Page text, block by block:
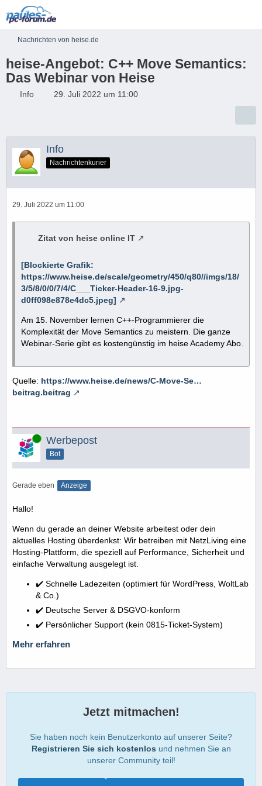
Nachrichten von heise.de
heise-Angebot: C++ Move Semantics:
Das Webinar von Heise
Info 29. Juli 2022 um 11:00
Info
Nachrichtenkurier
29. Juli 2022 um 11:00
Zitat von heise online IT
[Blockierte Grafik:
https://www.heise.de/scale/geometry/450/q80//imgs/18/
3/5/8/0/0/7/4/C___Ticker-Header-16-9.jpg-
d0ff098e878e4dc5.jpeg]
Am 15. November lernen C++-Programmierer die
Komplexität der Move Semantics zu meistern. Die ganze
Webinar-Serie gibt es kostengünstig im heise Academy Abo.
Quelle: https://www.heise.de/news/C-Move-Se…
beitrag.beitrag
Online Werbepost
Bot
Gerade eben Anzeige
Hallo!
Wenn du gerade an deiner Website arbeitest oder dein
aktuelles Hosting überdenkst: Wir betreiben mit NetzLiving eine
Hosting-Plattform, die speziell auf Performance, Sicherheit und
einfache Verwaltung ausgelegt ist.
✔️ Schnelle Ladezeiten (optimiert für WordPress, WoltLab
& Co.)
✔️ Deutsche Server & DSGVO-konform
✔️ Persönlicher Support (kein 0815-Ticket-System)
Mehr erfahren
Jetzt mitmachen!
Sie haben noch kein Benutzerkonto auf unserer Seite?
Registrieren Sie sich kostenlos und nehmen Sie an
unserer Community teil!